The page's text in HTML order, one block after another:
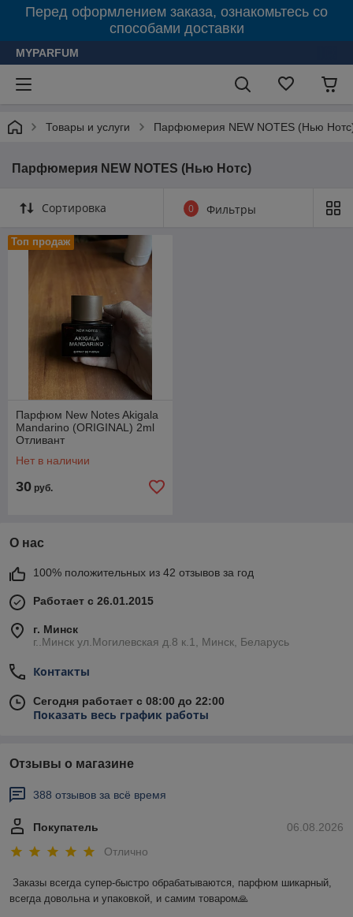
Перед оформлением заказа, ознакомьтесь со
способами доставки
MYPARFUM
Товары и услуги Парфюмерия NEW NOTES (Нью
Парфюмерия NEW NOTES (Нью Нотс)
Сортировка 0 Фильтры
Топ продаж
Парфюм New Notes Akigala
Mandarino (ORIGINAL) 2ml
Отливант
Нет в наличии
30 руб.
О нас
100% положительных из 42 отзывов за год
Работает с 26.01.2015
г. Минск
г..Минск ул.Могилевская д.8 к.1, Минск, Беларусь
Контакты
Сегодня работает с 08:00 до 22:00
Показать весь график работы
Отзывы о магазине
388 отзывов за всё время
06.08.2026
Покупатель
Отлично
Заказы всегда супер-быстро обрабатываются, парфюм шикарный,
всегда довольна и упаковкой, и самим товаром🙏